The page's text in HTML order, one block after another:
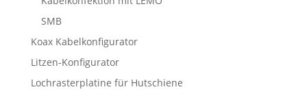
SMB
Koax Kabelkonfigurator
Litzen-Konfigurator
Lochrasterplatine für Hutschiene